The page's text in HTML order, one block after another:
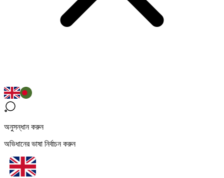
অনুসন্ধান করুন
অভিধানের ভাষা নির্বাচন করুন